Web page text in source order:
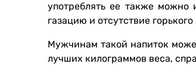
употреблять ее также
газацию и отсутствие
Мужчинам такой напиток
лучших килограммов веса,